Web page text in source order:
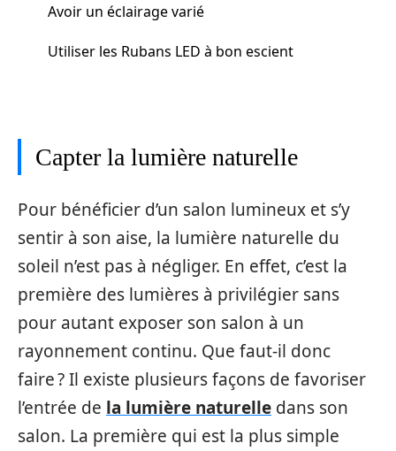
Avoir un éclairage varié
Utiliser les Rubans LED à bon escient
Capter la lumière naturelle
Pour bénéficier d’un salon lumineux et s’y
sentir à son aise, la lumière naturelle du
soleil n’est pas à négliger. En effet, c’est la
première des lumières à privilégier sans
pour autant exposer son salon à un
rayonnement continu. Que faut-il donc
faire ? Il existe plusieurs façons de favoriser
l’entrée de la lumière naturelle dans son
salon. La première qui est la plus simple